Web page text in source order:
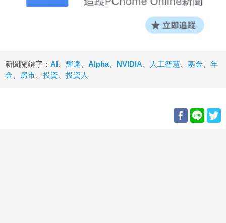
新聞關鍵字： AI 輝達 Alpha、 NVIDIA 人工智慧 基金
年
金
房市 投資 投資人